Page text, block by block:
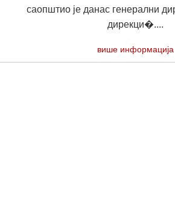
саопштио је данас генерални
дирекци�....
више информација